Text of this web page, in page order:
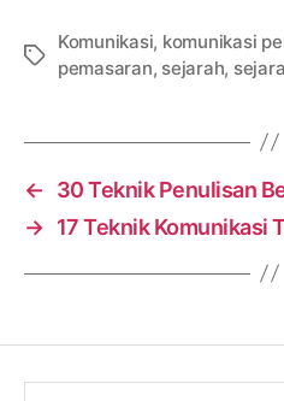
Tags
Komunikasi, komunikasi
pemasaran, sejarah,
←
30 Teknik Penulisan
→ 17 Teknik Komunikasi